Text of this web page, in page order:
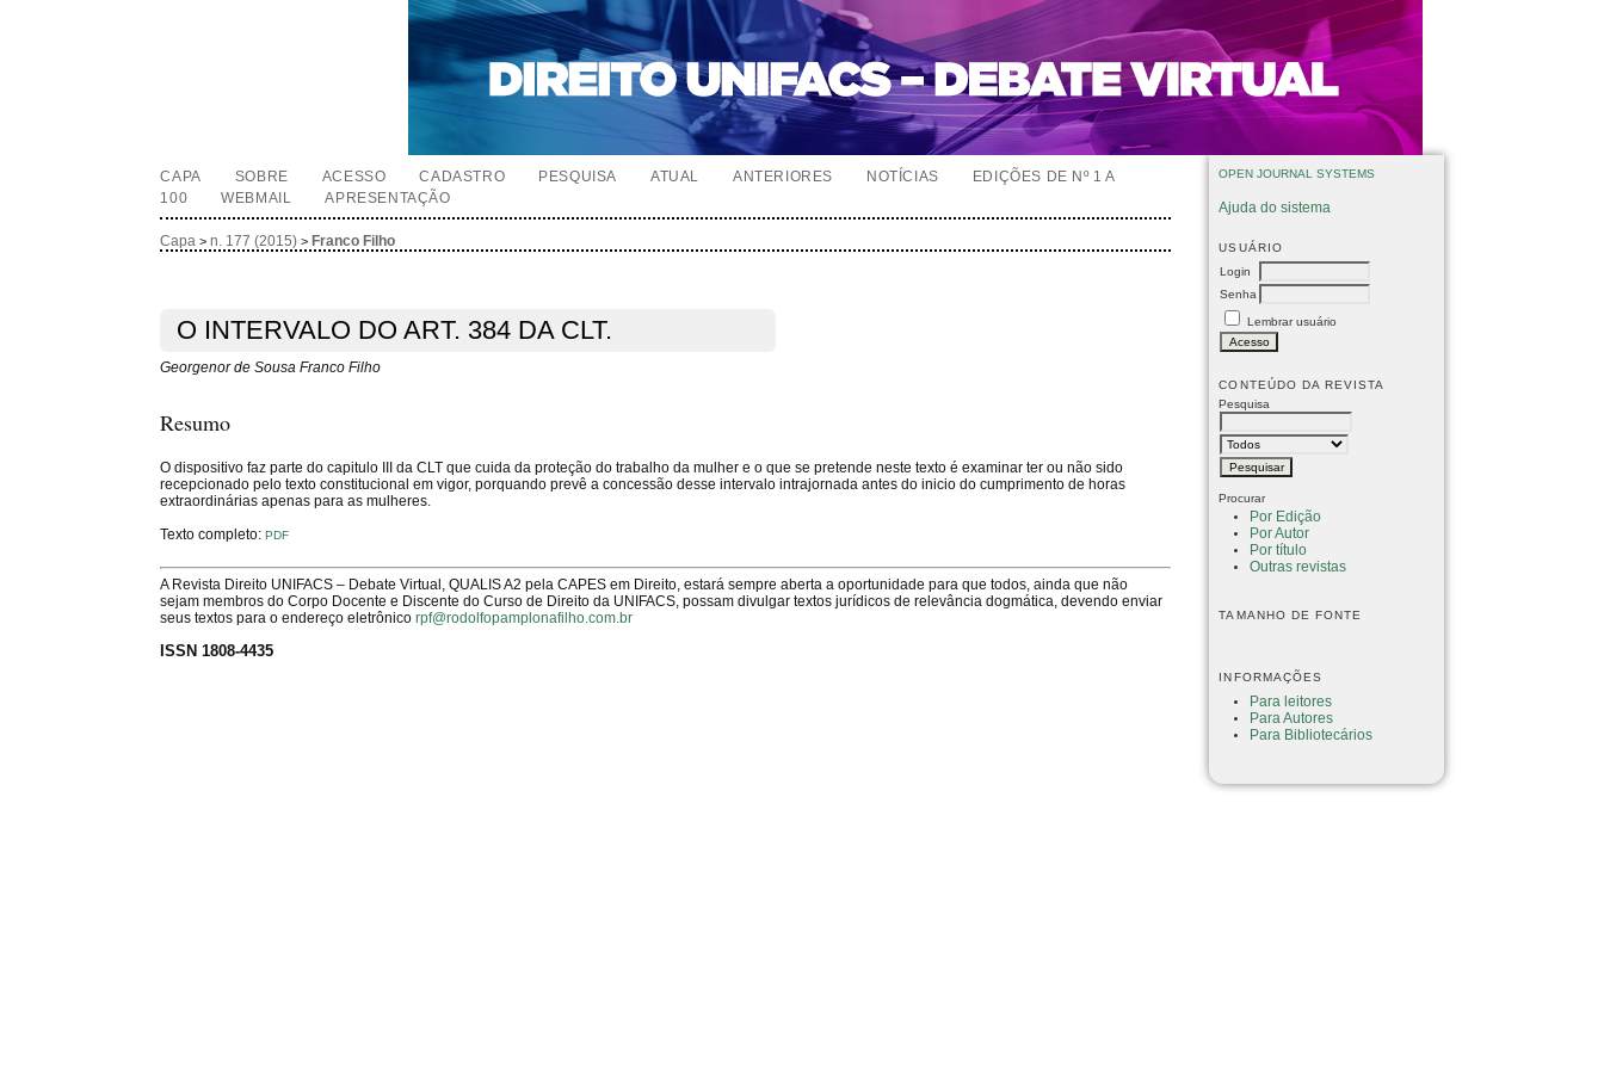
OPEN JOURNAL SYSTEMS
Ajuda do sistema
USUÁRIO
Login
Senha
Lembrar usuário
CONTEÚDO DA REVISTA
Pesquisa
Procurar
Por Edição
Por Autor
Por título
Outras revistas
TAMANHO DE FONTE
INFORMAÇÕES
Para leitores
Para Autores
Para Bibliotecários
CAPA SOBRE ACESSO CADASTRO PESQUISA ATUAL ANTERIORES NOTÍCIAS
EDIÇÕES DE Nº 1 A
100
WEBMAIL APRESENTAÇÃO
Capa >n. 177 (2015) > Franco Filho
O INTERVALO DO ART. 384 DA CLT.
Georgenor de Sousa Franco Filho
Resumo
O dispositivo faz parte do capitulo III da CLT que cuida da proteção do trabalho da mulher e o que se pretende neste texto é examinar ter ou não sido
recepcionado pelo texto constitucional em vigor, porquando prevê a concessão desse intervalo intrajornada antes do inicio do cumprimento de horas
extraordinárias apenas para as mulheres.
Texto completo:PDF
A Revista Direito UNIFACS – Debate Virtual, QUALIS A2 pela CAPES em Direito, estará sempre aberta a oportunidade para que todos, ainda que não
sejam membros do Corpo Docente e Discente do Curso de Direito da UNIFACS, possam divulgar textos jurídicos de relevância dogmática, devendo enviar
seus textos para o endereço eletrônicorpf@rodolfopamplonafilho.com.br
ISSN 1808-4435